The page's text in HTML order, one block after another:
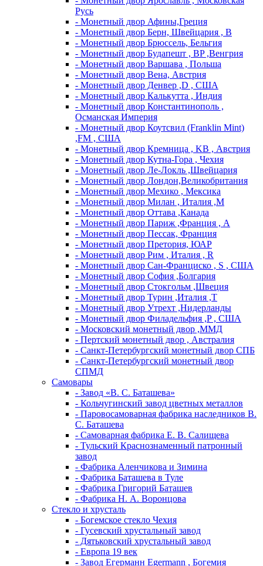
Русь
- Монетный двор Афины,Греция
- Монетный двор Берн, Швейцария , В
- Монетный двор Брюссель, Бельгия
- Монетный двор Будапешт , BP ,Венгрия
- Монетный двор Варшава , Польша
- Монетный двор Вена, Австрия
- Монетный двор Денвер ,D , США
- Монетный двор Калькутта , Индия
- Монетный двор Константинополь ,
Османская Империя
- Монетный двор Коутсвил (Franklin Mint)
,FM , США
- Монетный двор Кремница , KB , Австрия
- Монетный двор Кутна-Гора , Чехия
- Монетный двор Ле-Локль ,Швейцария
- Монетный двор Лондон,Великобритания
- Монетный двор Мехико , Мексика
- Монетный двор Милан , Италия ,M
- Монетный двор Оттава ,Канада
- Монетный двор Париж ,Франция , A
- Монетный двор Пессак, Франция
- Монетный двор Претория, ЮАР
- Монетный двор Рим , Италия , R
- Монетный двор Сан-Франциско , S , США
- Монетный двор София ,Болгария
- Монетный двор Стокгольм ,Швеция
- Монетный двор Турин ,Италия ,T
- Монетный двор Утрехт ,Нидерланды
- Монетный двор Филадельфия ,P , США
- Московский монетный двор ,ММД
- Пертский монетный двор , Австралия
- Санкт-Петербургский монетный двор СПБ
- Санкт-Петербургский монетный двор
СПМД
Самовары
- Завод «В. С. Баташева»
- Кольчугинский завод цветных металлов
- Паровосамоварная фабрика наследников В.
С. Баташева
- Самоварная фабрика Е. В. Салищева
- Тульский Краснознаменный патронный
завод
- Фабрика Аленчикова и Зимина
- Фабрика Баташева в Туле
- Фабрика Григорий Баташев
- Фабрика Н. А. Воронцова
Стекло и хрусталь
- Богемское стекло Чехия
- Гусевский хрустальный завод
- Дятьковский хрустальный завод
- Европа 19 век
- Завод Егерманн Egermann , Богемия